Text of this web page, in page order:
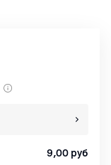
9,00 руб